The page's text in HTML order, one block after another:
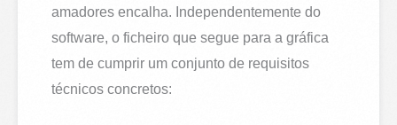
amadores encalha. Independentemente do
software, o ficheiro que segue para a gráfica
tem de cumprir um conjunto de requisitos
técnicos concretos: